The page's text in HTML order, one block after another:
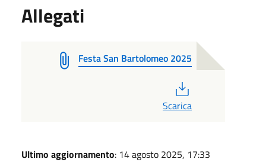
Allegati
Festa San Bartolomeo 2025
Scarica
Ultimo aggiornamento: 14 agosto 2025, 17:33